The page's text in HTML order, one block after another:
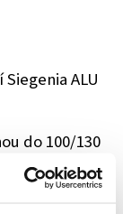
ALU
do 100/130